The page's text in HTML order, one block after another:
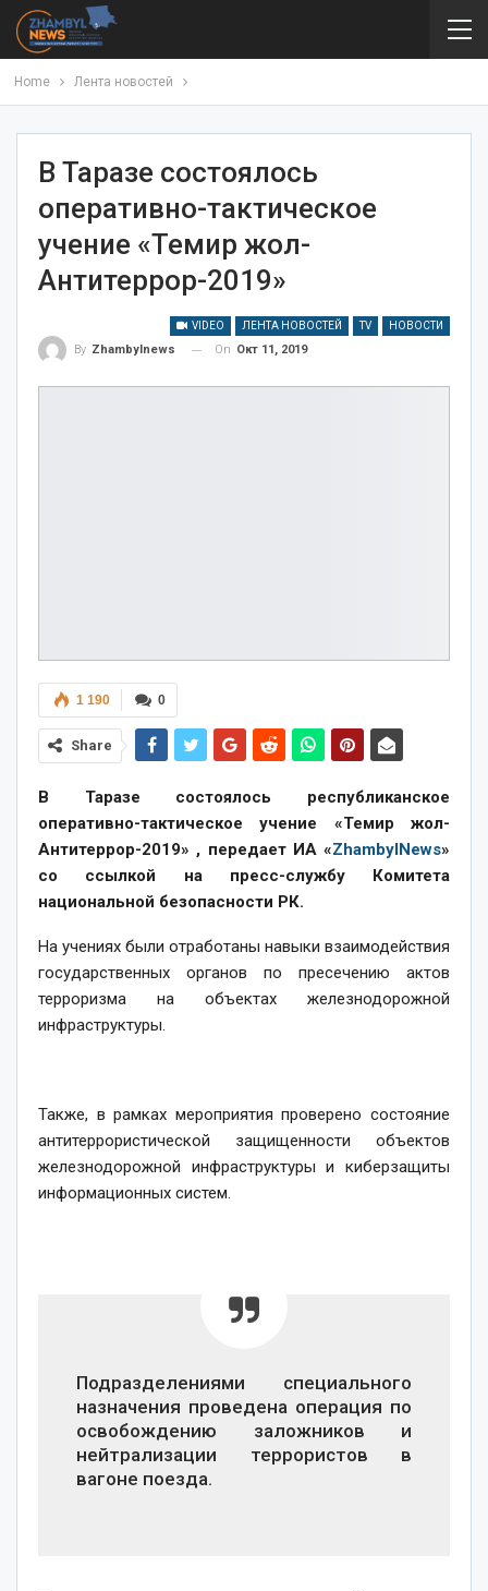
Home Лента новостей
В Таразе состоялось
оперативно-тактическое
учение «Темир жол-
Антитеррор-2019»
VIDEO ЛЕНТА НОВОСТЕЙ TV НОВОСТИ
By Zhambylnews On Окт 11, 2019
0
1 190
Share
В Таразе состоялось республиканское
оперативно-тактическое учение «Темир жол-
Антитеррор-2019» , передает ИА «ZhambylNews»
со ссылкой на пресс-службу Комитета
национальной безопасности РК.
На учениях были отработаны навыки взаимодействия
государственных органов по пресечению актов
терроризма на объектах железнодорожной
инфраструктуры.
Также, в рамках мероприятия проверено состояние
антитеррористической защищенности объектов
железнодорожной инфраструктуры и киберзащиты
информационных систем.
Подразделениями специального
назначения проведена операция по
освобождению заложников и
нейтрализации террористов в
вагоне поезда.